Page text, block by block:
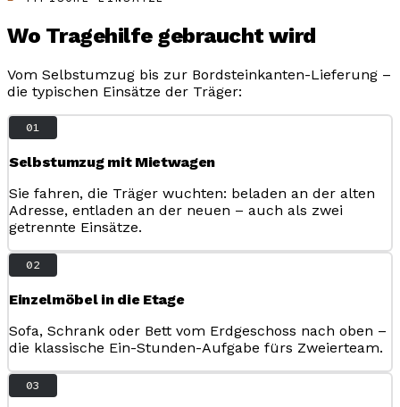
Wo Tragehilfe gebraucht wird
Vom Selbstumzug bis zur Bordsteinkanten-Lieferung –
die typischen Einsätze der Träger:
01
Selbstumzug mit Mietwagen
Sie fahren, die Träger wuchten: beladen an der alten
Adresse, entladen an der neuen – auch als zwei
getrennte Einsätze.
02
Einzelmöbel in die Etage
Sofa, Schrank oder Bett vom Erdgeschoss nach oben –
die klassische Ein-Stunden-Aufgabe fürs Zweierteam.
03